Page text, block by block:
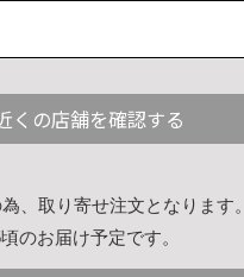
くの店舗を確認する
、取り寄せ注文となります。
のお届け予定です。